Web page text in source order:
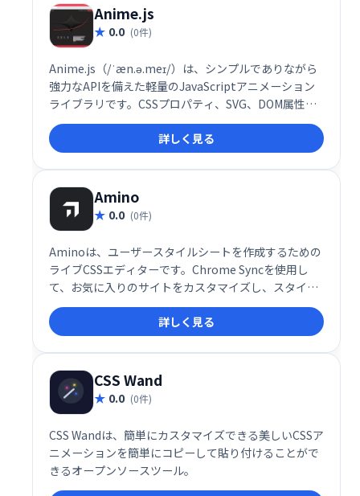
Anime.js
0.0 (0件)
Anime.js（/ˈæn.ə.meɪ/）は、シンプルでありながら
強力なAPIを備えた軽量のJavaScriptアニメーション
ライブラリです。CSSプロパティ、SVG、DOM属性、
JavaScriptオブジェクトで動作します。
詳しく見る
Amino
0.0 (0件)
Aminoは、ユーザースタイルシートを作成するための
ライブCSSエディターです。Chrome Syncを使用し
て、お気に入りのサイトをカスタマイズし、スタイル
を保存して同期します。
詳しく見る
CSS Wand
0.0 (0件)
CSS Wandは、簡単にカスタマイズできる美しいCSSア
ニメーションを簡単にコピーして貼り付けることがで
きるオープンソースツール。